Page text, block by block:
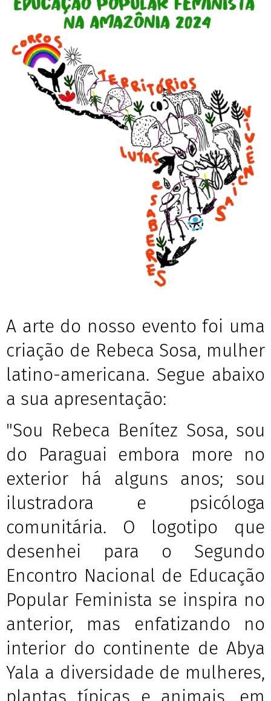
A arte do nosso evento foi uma
criação de Rebeca Sosa, mulher
latino-americana. Segue abaixo
a sua apresentação:
"Sou Rebeca Benítez Sosa, sou
do Paraguai embora more no
exterior há alguns anos; sou
ilustradora e psicóloga
comunitária. O logotipo que
desenhei para o Segundo
Encontro Nacional de Educação
Popular Feminista se inspira no
anterior, mas enfatizando no
interior do continente de Abya
Yala a diversidade de mulheres,
plantas típicas e animais, em